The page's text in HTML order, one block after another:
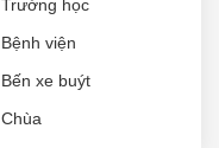
Trường học
Bệnh viện
Bến xe buýt
Chùa